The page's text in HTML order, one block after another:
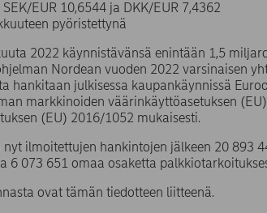
EUR 10,6544 ja DKK/EUR 7,4362
pyöristettynä
2022 käynnistävänsä enintään 1,5
Nordean vuoden 2022 varsinaisen
hankitaan julkisessa kaupankäynnissä
markkinoiden väärinkäyttöasetuksen
(EU) 2016/1052 mukaisesti.
nyt ilmoitettujen hankintojen jälkeen 20 893
6 073 651 omaa osaketta
ovat tämän tiedotteen liitteenä.